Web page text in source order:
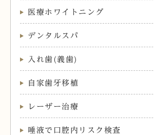
医療ホワイトニング
デンタルスパ
入れ歯(義歯)
自家歯牙移植
レーザー治療
唾液で口腔内リスク検査